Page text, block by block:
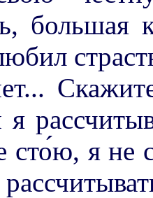
большая
я
сто́ю, я не